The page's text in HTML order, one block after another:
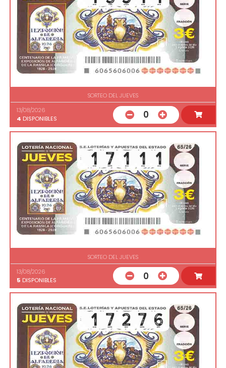
SORTEO DEL JUEVES
13/08/2026
4 DISPONIBLES 0
SORTEO DEL JUEVES
13/08/2026
5 DISPONIBLES 0